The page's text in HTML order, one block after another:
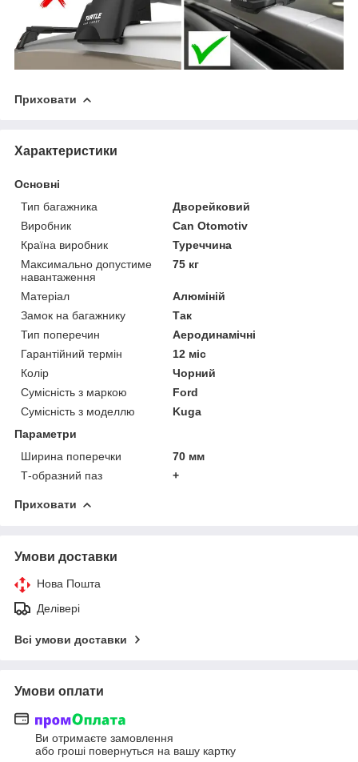
Приховати
Характеристики
Основні
Тип багажника
Дворейковий
Виробник
Can Otomotiv
Країна виробник
Туреччина
Максимально допустиме
навантаження
75 кг
Матеріал
Алюміній
Замок на багажнику
Так
Тип поперечин
Аеродинамічні
Гарантійний термін
12 міс
Колір
Чорний
Сумісність з маркою
Ford
Сумісність з моделлю
Kuga
Параметри
Ширина поперечки
70 мм
Т-образний паз
+
Приховати
Умови доставки
Нова Пошта
Делівері
Всі умови доставки
Умови оплати
Ви отримаєте замовлення
або гроші повернуться на вашу картку